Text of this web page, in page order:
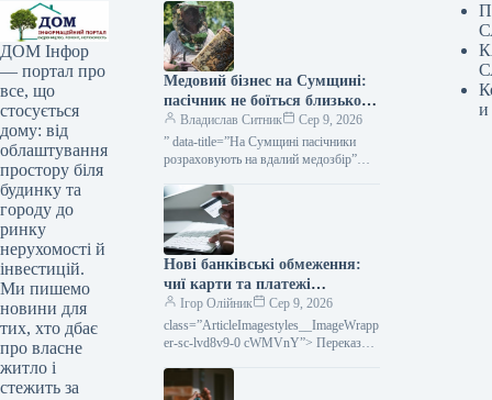
ДОМ Інфор
— портал про
все, що
стосується
дому: від
облаштування
простору біля
будинку та
городу до
ринку
нерухомості й
інвестицій.
Ми пишемо
новини для
тих, хто дбає
про власне
житло і
стежить за
Медовий бізнес на Сумщині:
пасічник не боїться близькості
до кордону — КУРКУЛЬ
Владислав Ситник
Сер 9, 2026
” data-title=”На Сумщині пасічники
розраховують на вдалий медозбір”
url=”https://kurkul.com/news/41861-na-
sumschini-pasichniki-rozrahovuyut-na-
vdaliy-medozbir”> На
Нові банківські обмеження:
чиї карти та платежі
заблокують уже цього місяця
Ігор Олійник
Сер 9, 2026
class=”ArticleImagestyles__ImageWrapp
er-sc-lvd8v9-0 cWMVnY”> Переказ
середини серпня поточного року в
Україні будуть запроваджені нові
и